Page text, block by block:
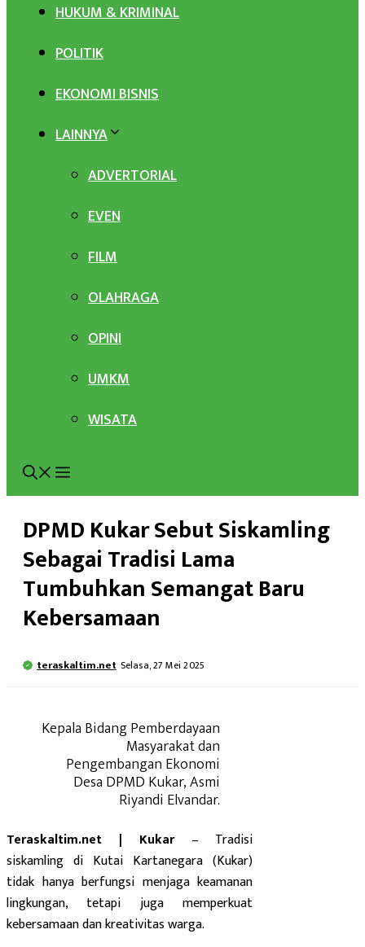
HUKUM & KRIMINAL
POLITIK
EKONOMI BISNIS
LAINNYA
ADVERTORIAL
EVEN
FILM
OLAHRAGA
OPINI
UMKM
WISATA
DPMD Kukar Sebut Siskamling
Sebagai Tradisi Lama
Tumbuhkan Semangat Baru
Kebersamaan
teraskaltim.net Selasa, 27 Mei 2025
Kepala Bidang Pemberdayaan
Masyarakat dan
Pengembangan Ekonomi
Desa DPMD Kukar, Asmi
Riyandi Elvandar.
Teraskaltim.net | Kukar – Tradisi
siskamling di Kutai Kartanegara (Kukar)
tidak hanya berfungsi menjaga keamanan
lingkungan, tetapi juga memperkuat
kebersamaan dan kreativitas warga.